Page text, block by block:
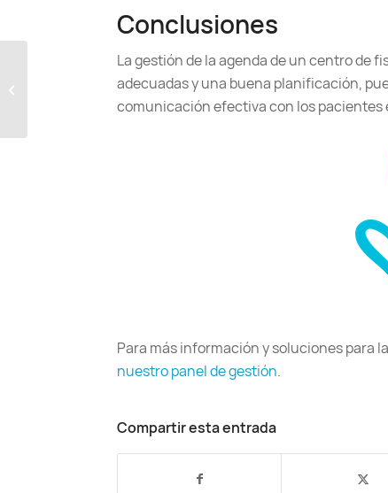
Conclusiones
La gestión de la agenda de un centro de
adecuadas y una buena planificación,
comunicación efectiva con los pacientes
Para más información y soluciones para
nuestro panel de gestión.
Compartir esta entrada